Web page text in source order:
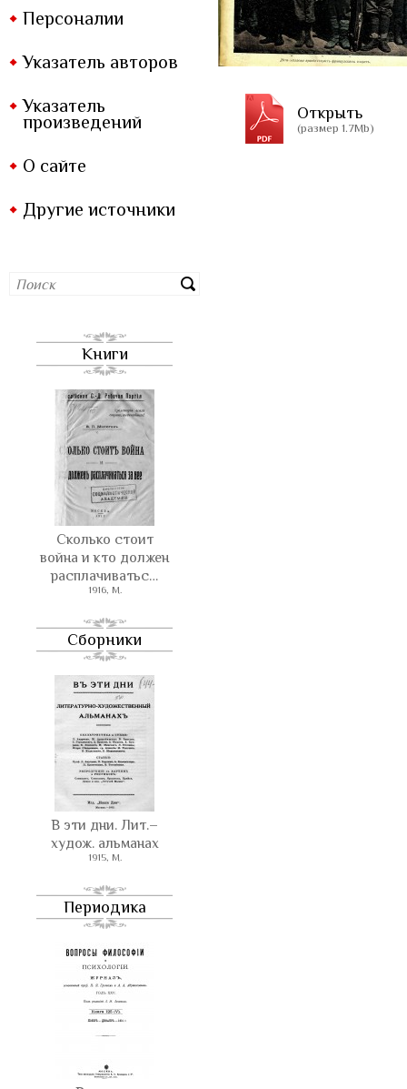
Персоналии
Указатель авторов
Указатель
произведений
О сайте
Другие источники
Книги
Сколько стоит
война и кто должен
расплачиватьс…
1916, М.
Сборники
В эти дни. Лит.–
худож. альманах
1915, М.
Периодика
Открыть
(размер 1.7Mb)